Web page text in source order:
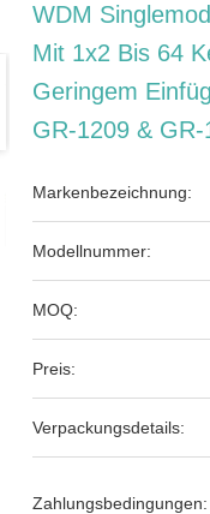
WDM
Mit 1x2 Bis 64
Geringem
GR-1209 &
Markenbezeichnung:
Modellnummer:
MOQ:
Preis:
Verpackungsdetails:
Zahlungsbedingungen: